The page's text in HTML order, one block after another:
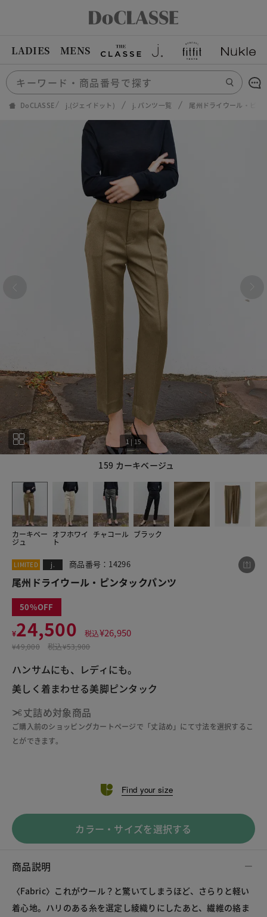
LADIES MENS
DoCLASSE j.(ジェイドット) j. パンツ一覧 尾州ドライウール・ピン
159 カーキベージュ
1| 15
カーキベー
ジュ
オフホワイ
ト
チャコール ブラック
1 15
LIMITED j. 商品番号：14296
尾州ドライウール・ピンタックパンツ
50
¥24,500 税込¥26,950
¥49,000 税込¥53,900
ハンサムにも、レディにも。
丈詰め対象商品
ご購入前のショッピングカートページで「丈詰め」にて寸法を選択するこ
とができます。
Find your size
カラー・サイズを選択する
商品説明
〈Fabric〉これがウール？と驚いてしまうほど、さらりと軽い
着心地。ハリのある糸を選定し綾織りにしたあと、繊維の絡ま
この商品をシェアする
¥24,500 税込¥26,950